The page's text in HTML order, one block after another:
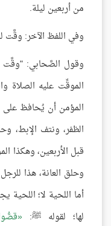
من أربعين ليلة.
وفي اللفظ الآخر: وقَّت
وقول الصَّحابي: "وقَّت
الموقِّت عليه الصلاة
المؤمن أن يُحافظ على
الظفر، ونتف الإبط،
قبل الأربعين، وهكذا
وحلق العانة، هذا
أما اللحية لا؛ اللحية
لها؛ لقوله ﷺ: